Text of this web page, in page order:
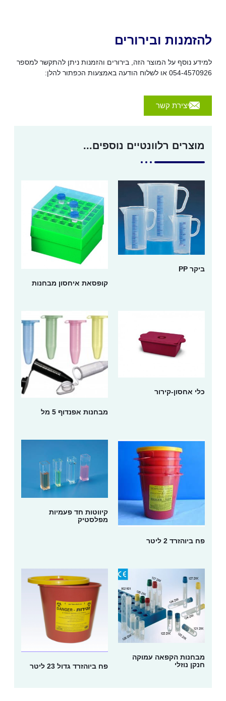
להזמנות ובירורים
למידע נוסף על המוצר הזה, בירורים והזמנות ניתן להתקשר למספר
054-4570926 או לשלוח הודעה באמצעות הכפתור להלן:
יצירת קשר
מוצרים רלוונטיים נוספים...
ביקר PP
קופסאת איחסון מבחנות
כלי אחסון-קירור
מבחנות אפנדוף 5 מל
פח ביוהזרד 2 ליטר
קיווטות חד פעמיות
מפלסטיק
מבחנות הקפאה עמוקה
חנקן נוזלי
פח ביוהזרד גדול 23 ליטר